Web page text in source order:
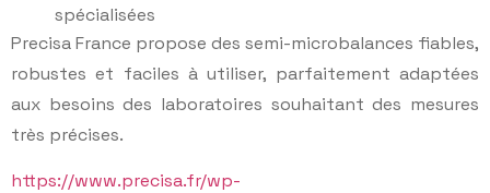
spécialisées
Precisa France propose des semi-microbalances fiables,
robustes et faciles à utiliser, parfaitement adaptées
aux besoins des laboratoires souhaitant des mesures
très précises.
https://www.precisa.fr/wp-